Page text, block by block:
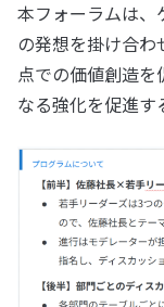
本フォーラムは、
の発想を掛け合
点での価値創造を
なる強化を促進す